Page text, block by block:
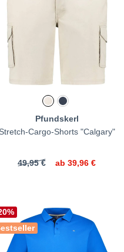
Pfundskerl
Stretch-Cargo-Shorts "Calgary"
49,95 € ab 39,96 €